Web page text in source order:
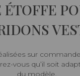
sur
vous qu’il soit
du modèle.